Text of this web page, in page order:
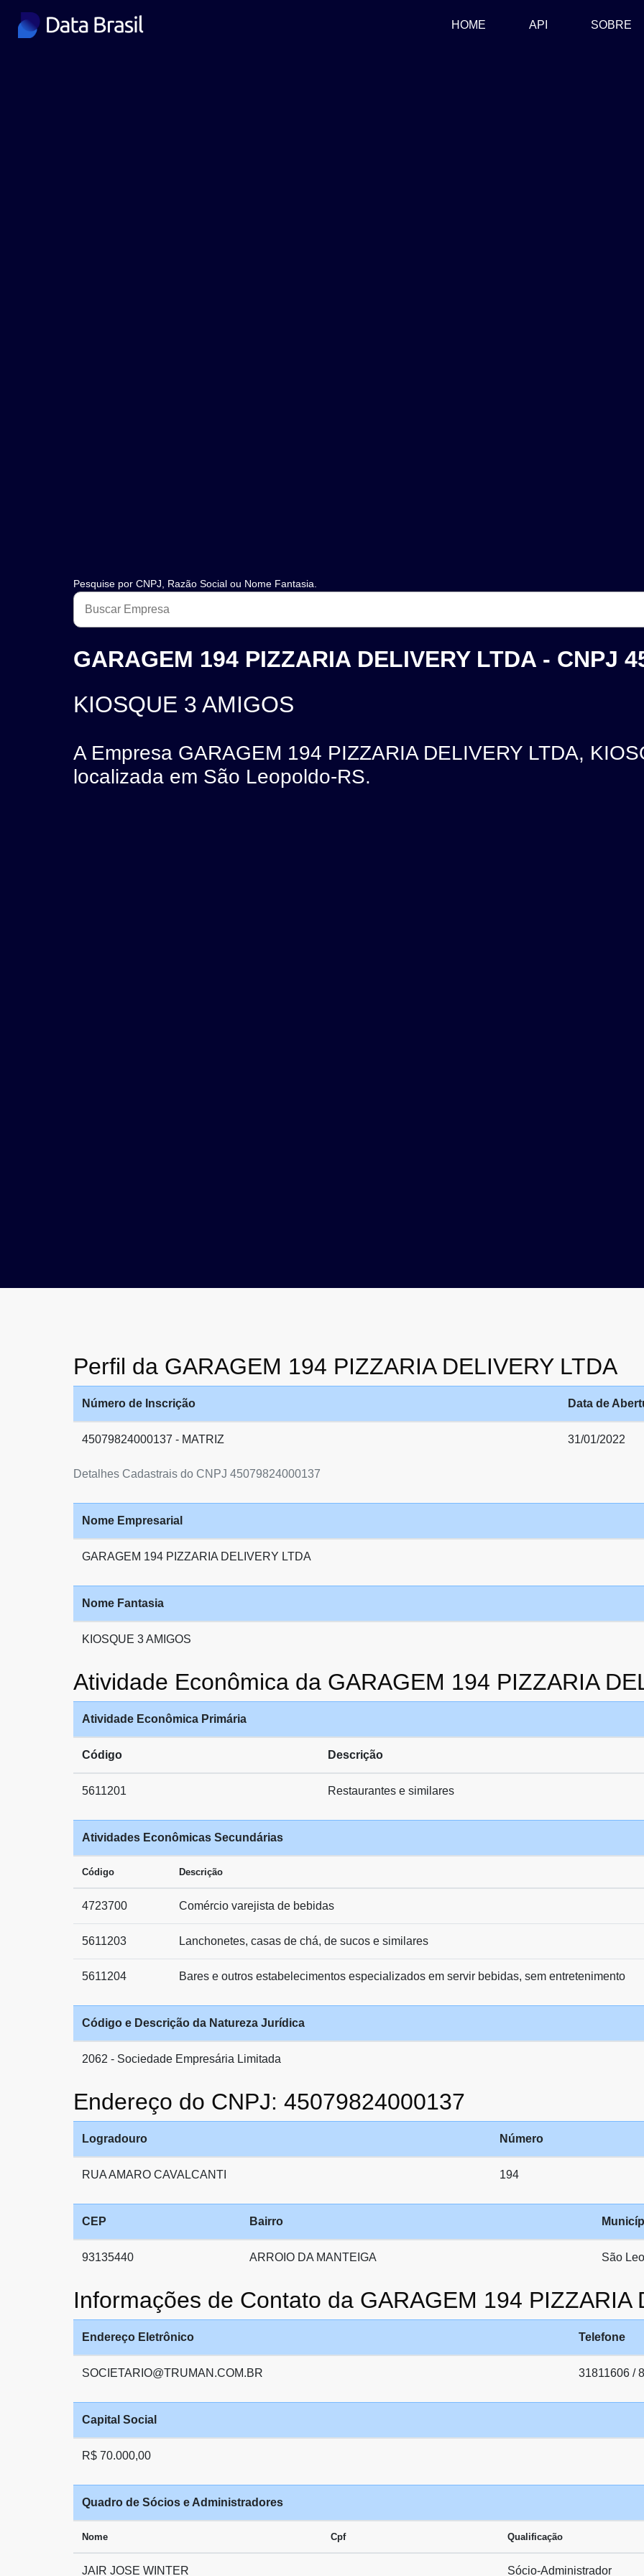
HOME (CURRENT)
API SOBRE
Pesquise por CNPJ, Razão Social ou Nome Fantasia.
GARAGEM 194 PIZZARIA DELIVERY LTDA - CNPJ
KIOSQUE 3 AMIGOS
A Empresa GARAGEM 194 PIZZARIA DELIVERY LTDA,
localizada em São Leopoldo-RS.
Perfil da GARAGEM 194 PIZZARIA DELIVERY LTDA
Detalhes Cadastrais do CNPJ 45079824000137
Número de Inscrição Data de
45079824000137 - MATRIZ 31/01/2022
Nome Empresarial
GARAGEM 194 PIZZARIA DELIVERY LTDA
Nome Fantasia
KIOSQUE 3 AMIGOS
Atividade Econômica da GARAGEM 194 PIZZARIA
Atividade Econômica Primária
Código Descrição
5611201 Restaurantes e similares
Atividades Econômicas Secundárias
Código Descrição
4723700 Comércio varejista de bebidas
5611203 Lanchonetes, casas de chá, de sucos e similares
5611204 Bares e outros estabelecimentos especializados em servir bebidas, sem entretenimento
Código e Descrição da Natureza Jurídica
2062 - Sociedade Empresária Limitada
Endereço do CNPJ: 45079824000137
Logradouro Número
RUA AMARO CAVALCANTI 194
CEP Bairro
93135440 ARROIO DA MANTEIGA São
Informações de Contato da GARAGEM 194 PIZZARIA
Endereço Eletrônico Telefone
SOCIETARIO@TRUMAN.COM.BR 31811606 /
Capital Social
R$ 70.000,00
Quadro de Sócios e Administradores
Nome Cpf Qualificação
JAIR JOSE WINTER Sócio-Administrador